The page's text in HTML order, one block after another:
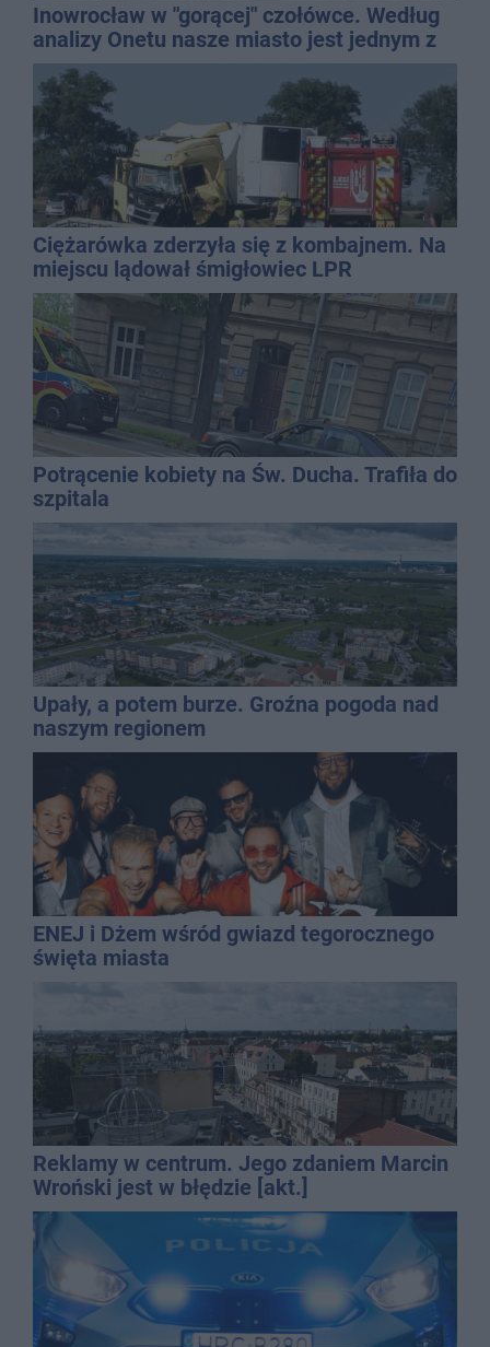
Inowrocław w "gorącej" czołówce. Według
analizy Onetu nasze miasto jest jednym z
najbardziej narażonych na upały
Ciężarówka zderzyła się z kombajnem. Na
miejscu lądował śmigłowiec LPR
Potrącenie kobiety na Św. Ducha. Trafiła do
szpitala
Upały, a potem burze. Groźna pogoda nad
naszym regionem
ENEJ i Dżem wśród gwiazd tegorocznego
święta miasta
Reklamy w centrum. Jego zdaniem Marcin
Wroński jest w błędzie [akt.]